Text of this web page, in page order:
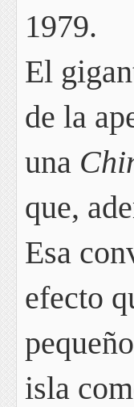
1979.
El
de la
una
que,
Esa
efecto
isla